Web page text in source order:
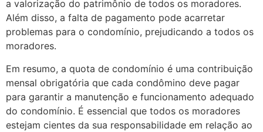
a valorização do patrimônio de todos os moradores.
Além disso, a falta de pagamento pode acarretar
problemas para o condomínio, prejudicando a todos os
moradores.
Em resumo, a quota de condomínio é uma contribuição
mensal obrigatória que cada condômino deve pagar
para garantir a manutenção e funcionamento adequado
do condomínio. É essencial que todos os moradores
estejam cientes da sua responsabilidade em relação ao